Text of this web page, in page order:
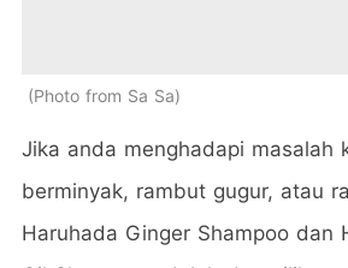
Photo from Sa Sa
Jika anda menghadapi masalah
berminyak, rambut gugur, atau
Haruhada Ginger Shampoo dan